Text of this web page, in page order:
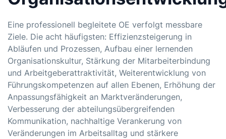
Eine professionell begleitete OE verfolgt messbare
Ziele. Die acht häufigsten: Effizienzsteigerung in
Abläufen und Prozessen, Aufbau einer lernenden
Organisationskultur, Stärkung der Mitarbeiterbindung
und Arbeitgeberattraktivität, Weiterentwicklung von
Führungskompetenzen auf allen Ebenen, Erhöhung der
Anpassungsfähigkeit an Marktveränderungen,
Verbesserung der abteilungsübergreifenden
Kommunikation, nachhaltige Verankerung von
Veränderungen im Arbeitsalltag und stärkere